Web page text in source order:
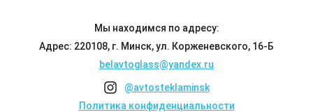
Мы находимся по адресу:
Адрес: 220108, г. Минск, ул. Корженевского, 16-Б
belavtoglass@yandex.ru
@avtosteklaminsk
Политика конфиденциальности